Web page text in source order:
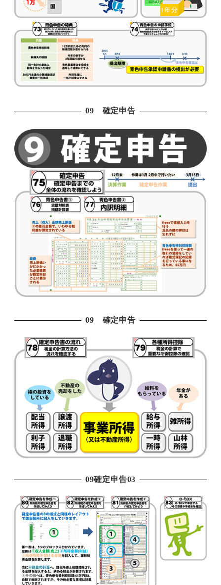
09 確定申告
09 確定申告
09確定申告03